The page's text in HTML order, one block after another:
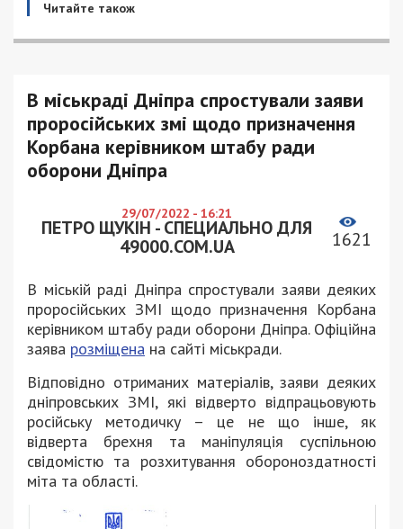
Читайте також
В міськраді Дніпра спростували заяви
проросійських змі щодо призначення
Корбана керівником штабу ради
оборони Дніпра
29/07/2022 - 16:21
ПЕТРО ЩУКІН - СПЕЦИАЛЬНО ДЛЯ
49000.COM.UA
1621
В міській раді Дніпра спростували заяви деяких
проросійських ЗМІ щодо призначення Корбана
керівником штабу ради оборони Дніпра. Офіційна
заява розміщена на сайті міськради.
Відповідно отриманих матеріалів, заяви деяких
дніпровських ЗМІ, які відверто відпрацьовують
російську методичку – це не що інше, як
відверта брехня та маніпуляція суспільною
свідомістю та розхитування обороноздатності
міта та області.